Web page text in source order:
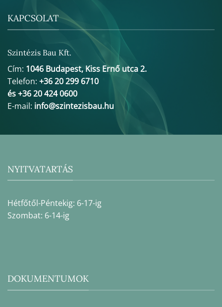
KAPCSOLAT
Szintézis Bau Kft.
Cím: 1046 Budapest, Kiss Ernő utca 2.
Telefon: +36 20 299 6710
és +36 20 424 0600
E-mail: info@szintezisbau.hu
NYITVATARTÁS
Hétfőtől-Péntekig: 6-17-ig
Szombat: 6-14-ig
DOKUMENTUMOK